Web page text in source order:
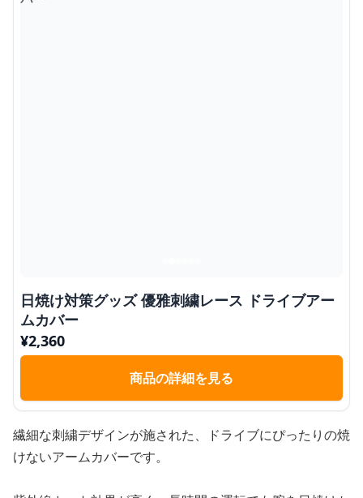
日焼け対策グッズ 優雅刺繍レース ドライブアー
ムカバー
¥2,360
商品の詳細を見る
繊細な刺繍デザインが施された、ドライブにぴったりの焼
けないアームカバーです。